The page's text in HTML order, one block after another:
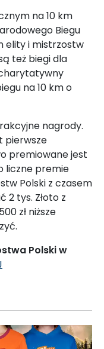
na 10 km
Biegu
elity i mistrzostw
też biegi dla
na 10 km o
nagrody.
pierwsze
premiowane jest
liczne premie
Polski z czasem
2 tys. Złoto z
zł niższe
Polski w